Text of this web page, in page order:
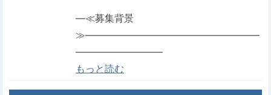
―≪募集背景
≫――――――――――――――――――
―――――――――
もっと読む